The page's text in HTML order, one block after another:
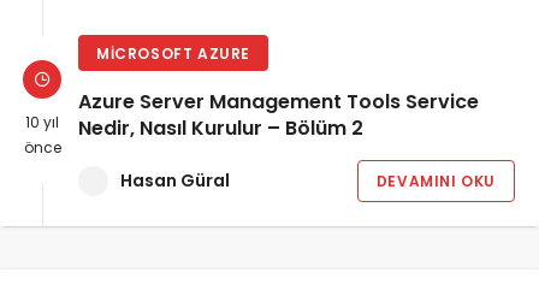
10 yıl
önce
MICROSOFT AZURE
Azure Server Management Tools Service
Nedir, Nasıl Kurulur – Bölüm 2
Hasan Güral DEVAMINI OKU